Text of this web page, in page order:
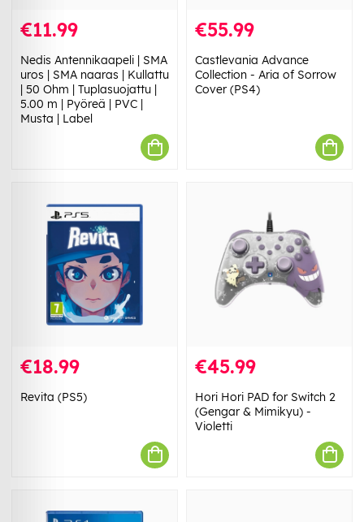
€11.99
Nedis Antennikaapeli | SMA
uros | SMA naaras | Kullattu
| 50 Ohm | Tuplasuojattu |
5.00 m | Pyöreä | PVC |
Musta | Label
€55.99
Castlevania Advance
Collection - Aria of Sorrow
Cover (PS4)
€18.99
Revita (PS5)
€45.99
Hori Hori PAD for Switch 2
(Gengar & Mimikyu) -
Violetti